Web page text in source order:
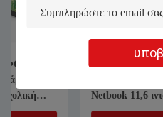
Προσαρμοσμένος φορητός
Netbook 11,6 ιντσών για